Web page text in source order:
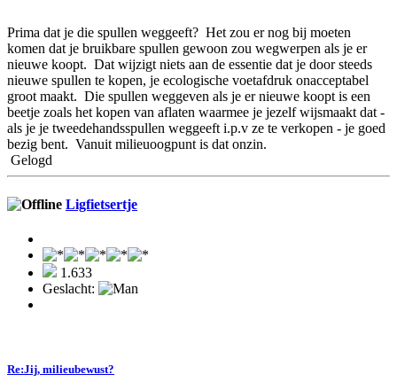
Prima dat je die spullen weggeeft? Het zou er nog bij moeten
komen dat je bruikbare spullen gewoon zou wegwerpen als je er
nieuwe koopt. Dat wijzigt niets aan de essentie dat je door steeds
nieuwe spullen te kopen, je ecologische voetafdruk onacceptabel
groot maakt. Die spullen weggeven als je er nieuwe koopt is een
beetje zoals het kopen van aflaten waarmee je jezelf wijsmaakt dat -
als je je tweedehandsspullen weggeeft i.p.v ze te verkopen - je goed
bezig bent. Vanuit milieuoogpunt is dat onzin.
Gelogd
Ligfietsertje
1.633
Geslacht:
Re:Jij, milieubewust?